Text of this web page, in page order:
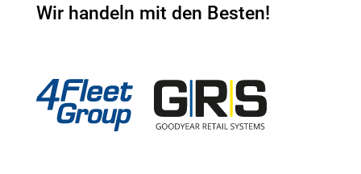
Wir handeln mit den Besten!